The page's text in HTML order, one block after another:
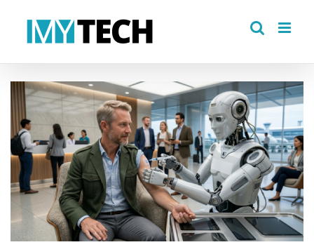
View
Larger
Image